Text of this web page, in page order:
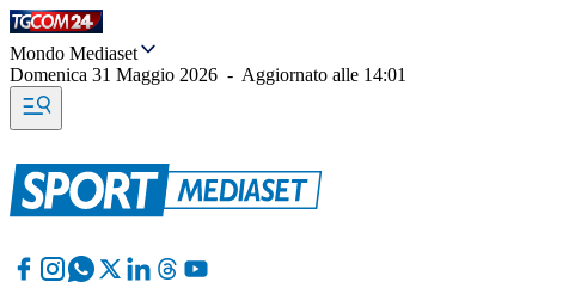
Mondo Mediaset
Domenica 31 Maggio 2026 - Aggiornato alle 14:01